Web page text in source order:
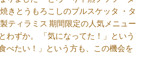
きとうもろこしのブルスケッタ ・タ
ティラミス 期間限定の人気メニュー
わずか。 「気になってた！」という
べたい！」という方も、この機会を